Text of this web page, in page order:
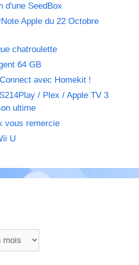
d'une SeedBox
Apple du 22 Octobre
chatroulette
64 GB
avec Homekit !
/ Plex / Apple TV 3
ultime
vous remercie
U